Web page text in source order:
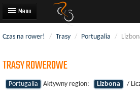
Trasy rowerowe
Wyścigi rowerowe
Czas na rower! / Trasy / Portugalia /
TRASY ROWEROWE
Portugalia Aktywny region: Lizbona
/